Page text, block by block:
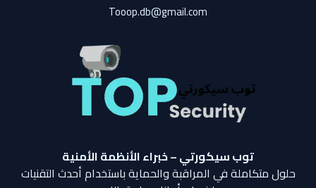
Tooop.db@gmail.com
توب سيكورتي – خبراء الأنظمة الأمنية
حلول متكاملة في المراقبة والحماية باستخدام أحدث التقنيات